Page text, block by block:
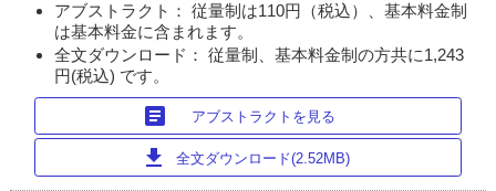
アブストラクト： 従量制は110円（税込）、基本料金制
は基本料金に含まれます。
全文ダウンロード： 従量制、基本料金制の方共に1,243
円(税込) です。
article アブストラクトを見る
download 全文ダウンロード(2.52MB)